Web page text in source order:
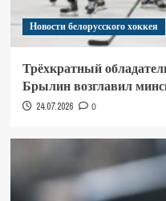
Новости белорусского хоккея
Трёхкратный
Брылин возглавил
24.07.2026 0